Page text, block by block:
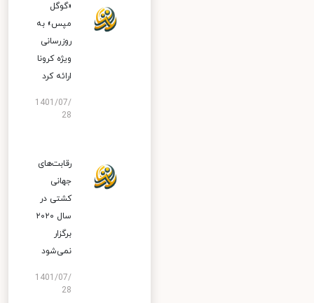
«گوگل
مپس» به
روزرسانی
ویژه کرونا
ارائه کرد
1401/07/
28
رقابت‌های
جهانی
کشتی در
سال ۲۰۲۰
برگزار
نمی‌شود
1401/07/
28